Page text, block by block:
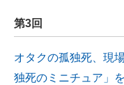
第3回
オタクの孤独死、
独死のミニチュア」